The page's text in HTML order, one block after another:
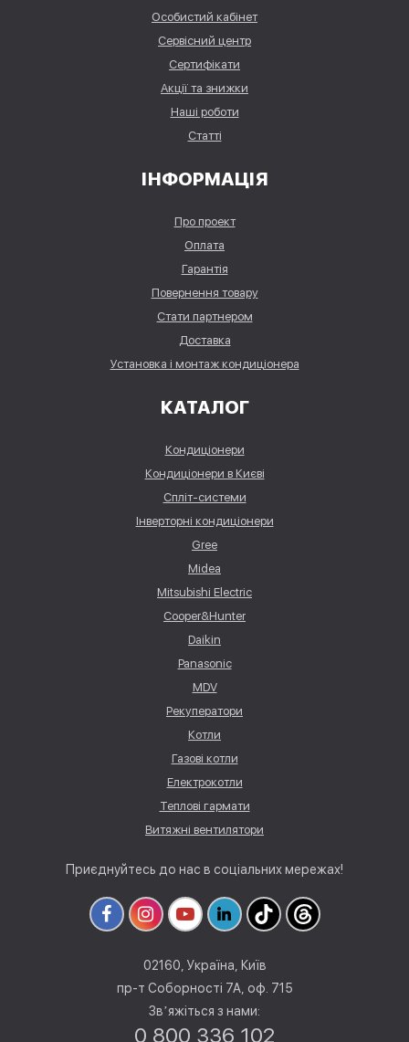
Особистий кабінет
Сервісний центр
Сертифікати
Акції та знижки
Наші роботи
Статті
ІНФОРМАЦІЯ
Про проект
Оплата
Гарантія
Повернення товару
Стати партнером
Доставка
Установка і монтаж кондиціонера
КАТАЛОГ
Кондиціонери
Кондиціонери в Києві
Спліт-системи
Інверторні кондиціонери
Gree
Midea
Mitsubishi Electric
Cooper&Hunter
Daikin
Panasonic
MDV
Рекуператори
Котли
Газові котли
Електрокотли
Теплові гармати
Витяжні вентилятори
Приєднуйтесь до нас в соціальних мережах!
02160, Україна, Київ
пр-т Соборності 7А, оф. 715
Звʼяжіться з нами:
0 800 336 102